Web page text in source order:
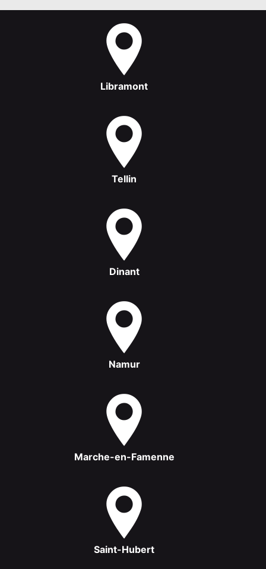
Libramont
Tellin
Dinant
Namur
Marche-en-Famenne
Saint-Hubert